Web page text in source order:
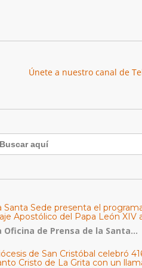
Únete a nuestro canal de
Santa Sede presenta el
Apostólico del Papa León XIV
Oficina de Prensa de la Santa...
de San Cristóbal celebró
Cristo de La Grita con un